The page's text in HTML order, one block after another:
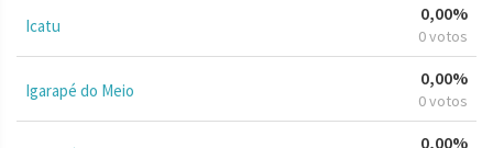
Icatu
0,00%
0 votos
Igarapé do Meio
0,00%
0 votos
0,00%